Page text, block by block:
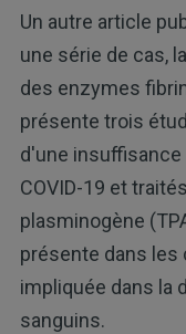
Un autre article
une série de cas,
des enzymes
présente trois
d'une
COVID-19 et
plasminogène
présente dans
impliquée dans la
sanguins.